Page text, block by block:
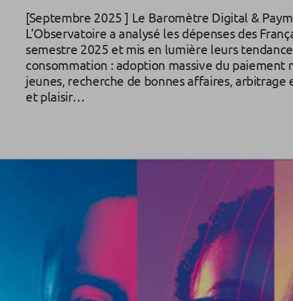
[Septembre 2025 ] Le Baromètre Digital &
L’Observatoire a analysé les dépenses des
semestre 2025 et mis en lumière leurs
consommation : adoption massive du paiement
jeunes, recherche de bonnes affaires, arbitrage
et plaisir…